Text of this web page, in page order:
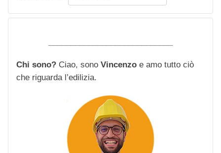
Chi sono? Ciao, sono Vincenzo e amo tutto ciò
che riguarda l’edilizia.